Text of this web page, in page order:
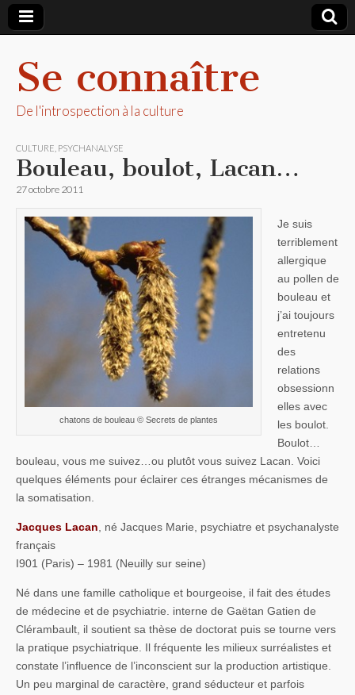
Se connaître
De l'introspection à la culture
CULTURE PSYCHANALYSE
Bouleau, boulot, Lacan…
27 octobre 2011
chatons de bouleau © Secrets de plantes
Je suis
terriblement
allergique
au pollen de
bouleau et
j’ai toujours
entretenu
des
relations
obsessionn
elles avec
les boulot.
Boulot…
bouleau, vous me suivez…ou plutôt vous suivez Lacan. Voici
quelques éléments pour éclairer ces étranges mécanismes de
la somatisation.
Jacques Lacan, né Jacques Marie, psychiatre et psychanalyste
français
I901 (Paris) – 1981 (Neuilly sur seine)
Né dans une famille catholique et bourgeoise, il fait des études
de médecine et de psychiatrie. interne de Gaëtan Gatien de
Clérambault, il soutient sa thèse de doctorat puis se tourne vers
la pratique psychiatrique. Il fréquente les milieux surréalistes et
constate l’influence de l’inconscient sur la production artistique.
Un peu marginal de caractère, grand séducteur et parfois